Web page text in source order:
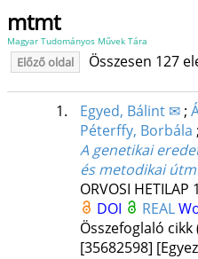
mtmt
Magyar Tudományos Művek Tára
Előző oldal Összesen 127
1. Egyed, Bálint ✉;
Péterffy, Borbála ;
A genetikai
és metodikai
ORVOSI HETILAP
DOI
REAL
Összefoglaló
[35682598]